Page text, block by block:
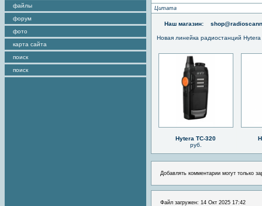
файлы
форум
фото
карта сайта
поиск
поиск
Цитата
Наш магазин:
Новая линейка радиостанций
Hytera TC-320
руб.
Добавлять комментарии могут только
Файл загружен: 14 Окт 2025 17:42